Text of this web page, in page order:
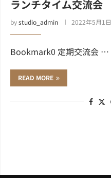
ランチタイム交流会
bystudio_admin 2022年5月1日
Bookmark0 定期交流会 …
READ MORE